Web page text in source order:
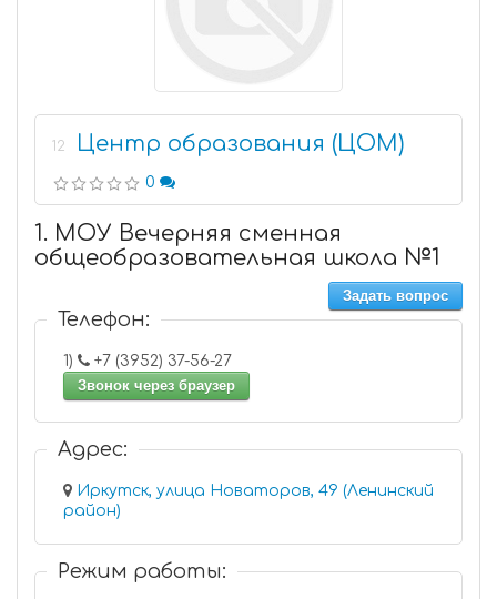
12 Центр образования (ЦОМ)
0
1. МОУ Вечерняя сменная
общеобразовательная школа №1
Задать вопрос
Телефон:
1)
+7 (3952) 37-56-27
Звонок через браузер
Адрес:
Иркутск, улица Новаторов, 49 (Ленинский
район)
Режим работы: